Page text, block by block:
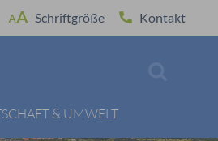
Schriftgröße Kontakt
& UMWELT